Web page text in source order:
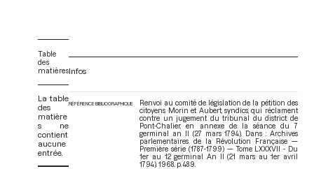
Table
des
matières
La table
des
matière
s ne
contient
aucune
entrée.
Infos
RÉFÉRENCE BIBLIOGRAPHIQUE
Renvoi au comité de législation de la pétition des
citoyens Morin et Aubert, syndics, qui réclament
contre un jugement du tribunal du district de
Pont-Chalier, en annexe de la séance du 7
germinal an II (27 mars 1794). Dans : Archives
parlementaires de la Révolution Française —
Première série (1787-1799) — Tome LXXXVII - Du
1er au 12 germinal An II (21 mars au 1er avril
1794) . 1968. p. 489.